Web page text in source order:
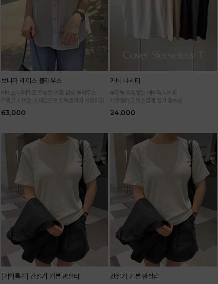
보니타 레이스 블라우스
레이스 디테일로 완성한 여름 감성 블라우스
가볍고 시어한 소재감으로 한여름까지 시원하고
63,000
커버 나시티
부유방 걱정없는 베이직 나시티
캐주얼하고 멋스럽게 입기 좋아요
24,000
[기획특가] 간절기 기본 반팔티 간절기 기본 반팔티